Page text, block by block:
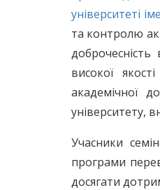
університеті
та контролю
високої
академічної
університету,
Учасники
програми
досягати